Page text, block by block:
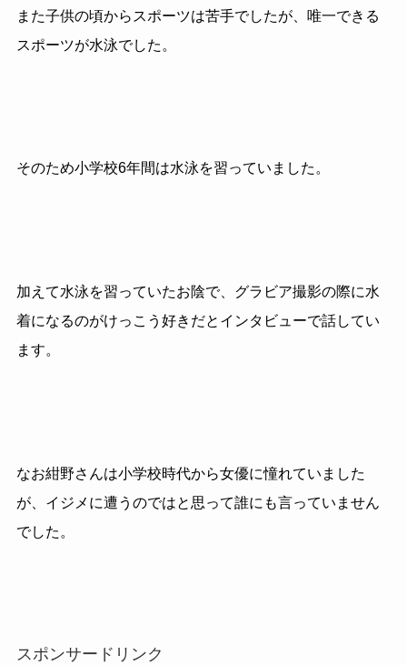
また子供の頃からスポーツは苦手でしたが、唯一できる
スポーツが水泳でした。
そのため小学校6年間は水泳を習っていました。
加えて水泳を習っていたお陰で、グラビア撮影の際に水
着になるのがけっこう好きだとインタビューで話してい
ます。
なお紺野さんは小学校時代から女優に憧れていました
が、イジメに遭うのではと思って誰にも言っていません
でした。
スポンサードリンク